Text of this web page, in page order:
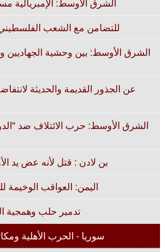
للتضامن مع الشعب الفلسطيني
الشرق الأوسط: بين وحشية الجهاديين
عن الجذور القديمة والحديثة
الشرق الأوسط: حرب الائتلاف ضد
بن لادن : قتل لأنه عض يد
اليمن: العواقب الوخيمة
تدمير حلب وهمجية
سوريا - الحرب الأهلية